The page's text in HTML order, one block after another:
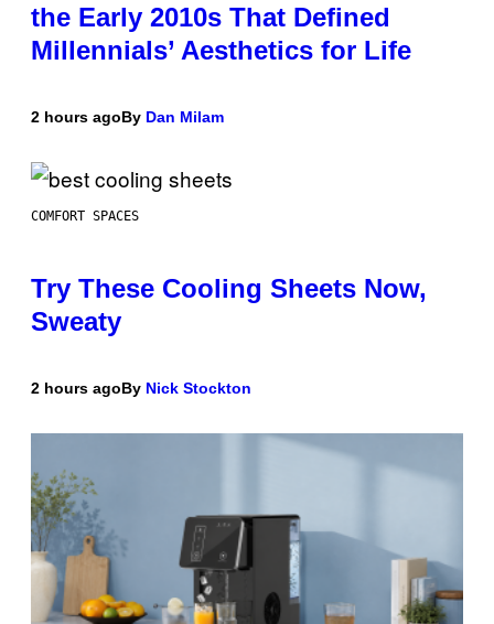
the Early 2010s That Defined
Millennials’ Aesthetics for Life
2 hours agoBy Dan Milam
COMFORT SPACES
Try These Cooling Sheets Now,
Sweaty
2 hours agoBy Nick Stockton